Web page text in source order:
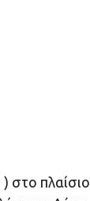
στο πλαίσιο